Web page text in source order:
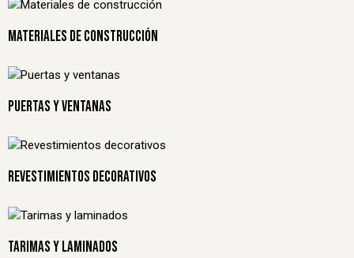
MATERIALES DE CONSTRUCCIÓN
PUERTAS Y VENTANAS
REVESTIMIENTOS DECORATIVOS
TARIMAS Y LAMINADOS